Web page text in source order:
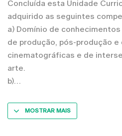
Concluída esta Unidade
adquirido as seguintes
a) Domínio de
de produção, pós-produção e
cinematográficas e de
arte.
b)
MOSTRAR MAIS